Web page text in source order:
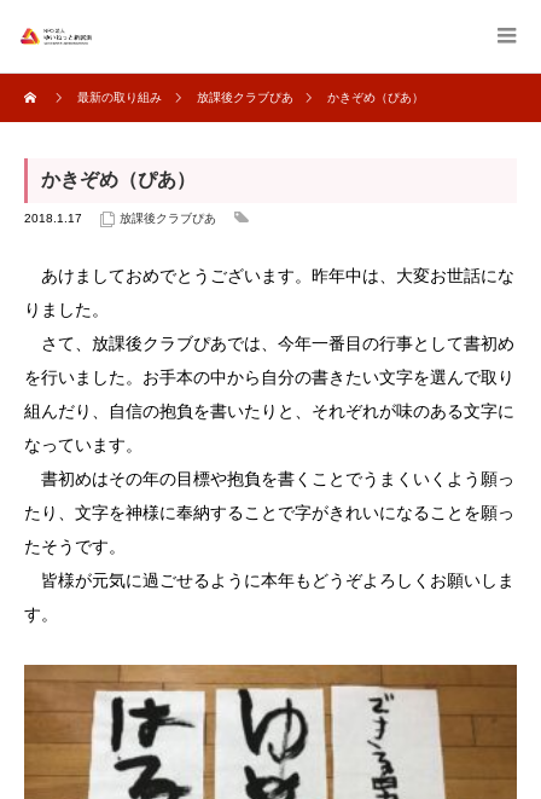
最新の取り組み 放課後クラブぴあ かきぞめ（ぴあ）
かきぞめ（ぴあ）
2018.1.17 放課後クラブぴあ
あけましておめでとうございます。昨年中は、大変お世話にな
りました。
さて、放課後クラブぴあでは、今年一番目の行事として書初め
を行いました。お手本の中から自分の書きたい文字を選んで取り
組んだり、自信の抱負を書いたりと、それぞれが味のある文字に
なっています。
書初めはその年の目標や抱負を書くことでうまくいくよう願っ
たり、文字を神様に奉納することで字がきれいになることを願っ
たそうです。
皆様が元気に過ごせるように本年もどうぞよろしくお願いしま
す。